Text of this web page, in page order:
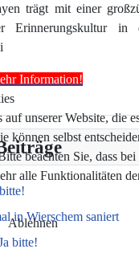
trägt mit einer
Erinnerungskultur in
Information!
in Wierschem saniert
bitte!
unserer Website, die
können selbst
beachten Sie, dass
alle Funktionalitäten
Ablehnen